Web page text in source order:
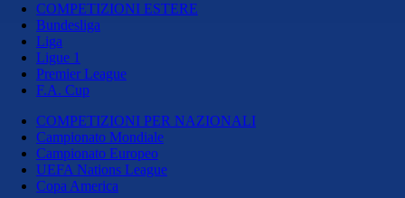
COMPETIZIONI ESTERE
Bundesliga
Liga
Ligue 1
Premier League
F.A. Cup
COMPETIZIONI PER NAZIONALI
Campionato Mondiale
Campionato Europeo
UEFA Nations League
Copa America